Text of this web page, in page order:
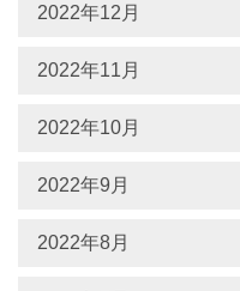
2022年12月
2022年11月
2022年10月
2022年9月
2022年8月